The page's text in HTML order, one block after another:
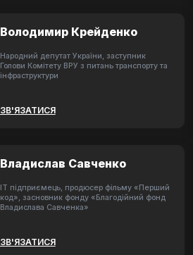
Володимир Крейденко
Народний депутат України, заступник
Голови Комітету ВРУ з питань транспорту та
інфраструктури
ЗВ'ЯЗАТИСЯ
Владислав Савченко
ІТ підприємець, продюсер фільму «Перший
код», засновник фонду «Благодійний фонд
Владислава Савченка»
ЗВ'ЯЗАТИСЯ